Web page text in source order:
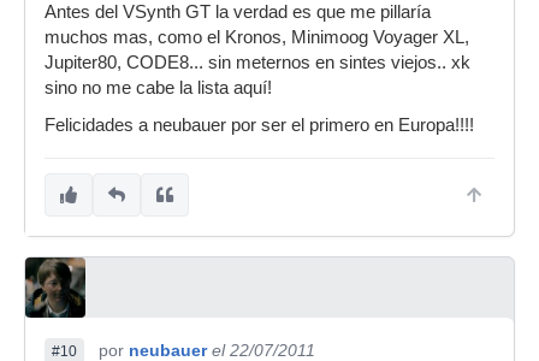
Antes del VSynth GT la verdad es que me pillaría
muchos mas, como el Kronos, Minimoog Voyager XL,
Jupiter80, CODE8... sin meternos en sintes viejos.. xk
sino no me cabe la lista aquí!
Felicidades a neubauer por ser el primero en Europa!!!!
#10 por neubauer el 22/07/2011